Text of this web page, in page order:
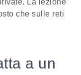
La lezione
che sulle reti
a un